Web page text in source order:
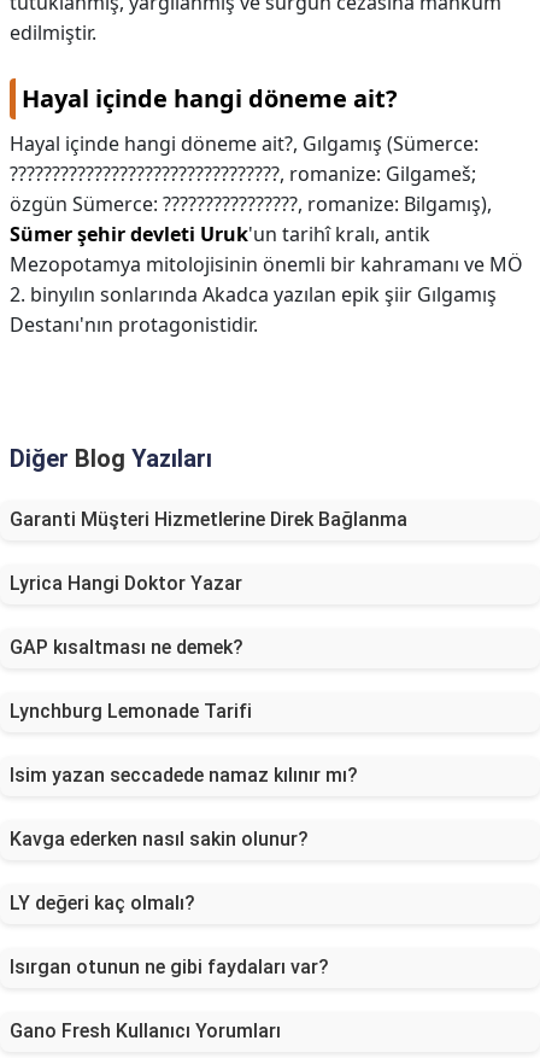
edilmiştir.
Hayal içinde hangi döneme ait?
Hayal içinde hangi döneme ait?, Gılgamış (Sümerce:
????????????????????????????????, romanize: Gilgameš;
özgün Sümerce: ????????????????, romanize: Bilgamış),
Sümer şehir devleti Uruk'un tarihî kralı, antik
Mezopotamya mitolojisinin önemli bir kahramanı ve MÖ
2. binyılın sonlarında Akadca yazılan epik şiir Gılgamış
Destanı'nın protagonistidir.
Diğer Blog Yazıları
Garanti Müşteri Hizmetlerine Direk Bağlanma
Lyrica Hangi Doktor Yazar
GAP kısaltması ne demek?
Lynchburg Lemonade Tarifi
Isim yazan seccadede namaz kılınır mı?
Kavga ederken nasıl sakin olunur?
LY değeri kaç olmalı?
Isırgan otunun ne gibi faydaları var?
Gano Fresh Kullanıcı Yorumları